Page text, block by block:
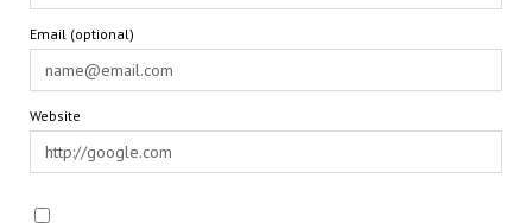
Email (optional)
Website